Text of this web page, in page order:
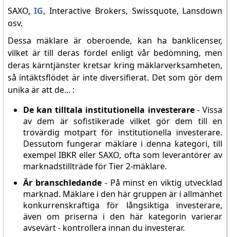
SAXO,IG, Interactive Brokers, Swissquote, Lansdown
osv.
Dessa mäklare är oberoende, kan ha banklicenser,
vilket är till deras fördel enligt vår bedömning, men
deras kärntjänster kretsar kring mäklarverksamheten,
så intäktsflödet är inte diversifierat. Det som gör dem
unika är att de... :
De kan tilltala institutionella investerare- Vissa
av dem är sofistikerade vilket gör dem till en
trovärdig motpart för institutionella investerare.
Dessutom fungerar mäklare i denna kategori, till
exempel IBKR eller SAXO, ofta som leverantörer av
marknadstillträde för Tier 2-mäklare.
Är branschledande- På minst en viktig utvecklad
marknad. Mäklare i den här gruppen är i allmänhet
konkurrenskraftiga för långsiktiga investerare,
även om priserna i den här kategorin varierar
avsevärt - kontrollera innan du investerar.